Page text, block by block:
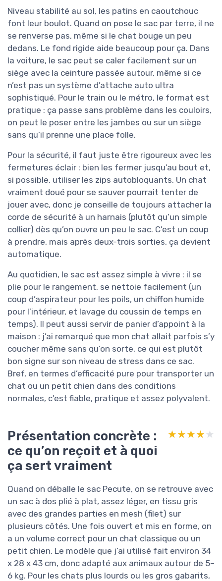
Niveau stabilité au sol, les patins en caoutchouc
font leur boulot. Quand on pose le sac par terre, il ne
se renverse pas, même si le chat bouge un peu
dedans. Le fond rigide aide beaucoup pour ça. Dans
la voiture, le sac peut se caler facilement sur un
siège avec la ceinture passée autour, même si ce
n’est pas un système d’attache auto ultra
sophistiqué. Pour le train ou le métro, le format est
pratique : ça passe sans problème dans les couloirs,
on peut le poser entre les jambes ou sur un siège
sans qu’il prenne une place folle.
Pour la sécurité, il faut juste être rigoureux avec les
fermetures éclair : bien les fermer jusqu’au bout et,
si possible, utiliser les zips autobloquants. Un chat
vraiment doué pour se sauver pourrait tenter de
jouer avec, donc je conseille de toujours attacher la
corde de sécurité à un harnais (plutôt qu’un simple
collier) dès qu’on ouvre un peu le sac. C’est un coup
à prendre, mais après deux-trois sorties, ça devient
automatique.
Au quotidien, le sac est assez simple à vivre : il se
plie pour le rangement, se nettoie facilement (un
coup d’aspirateur pour les poils, un chiffon humide
pour l’intérieur, et lavage du coussin de temps en
temps). Il peut aussi servir de panier d’appoint à la
maison : j’ai remarqué que mon chat allait parfois s’y
coucher même sans qu’on sorte, ce qui est plutôt
bon signe sur son niveau de stress dans ce sac.
Bref, en termes d’efficacité pure pour transporter un
chat ou un petit chien dans des conditions
normales, c’est fiable, pratique et assez polyvalent.
Présentation concrète :
ce qu’on reçoit et à quoi
ça sert vraiment
★★★★★
★★★★★
Quand on déballe le sac Pecute, on se retrouve avec
un sac à dos plié à plat, assez léger, en tissu gris
avec des grandes parties en mesh (filet) sur
plusieurs côtés. Une fois ouvert et mis en forme, on
a un volume correct pour un chat classique ou un
petit chien. Le modèle que j’ai utilisé fait environ 34
x 28 x 43 cm, donc adapté aux animaux autour de 5–
6 kg. Pour les chats plus lourds ou les gros gabarits,